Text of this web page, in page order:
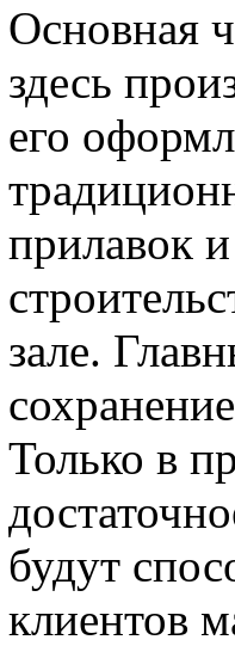
Основная
здесь
его
прилавок и
зале.
Только в
будут
клиентов